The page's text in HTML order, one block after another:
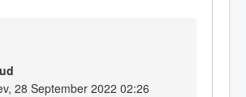
28 September 2022 02:26